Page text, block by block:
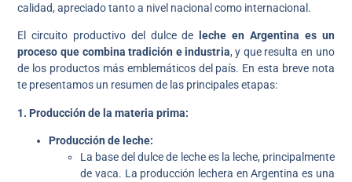
calidad, apreciado tanto a nivel nacional como internacional.
El circuito productivo del dulce de
leche en Argentina es un
proceso que combina tradición e industria, y que resulta en uno
de los productos más emblemáticos del país. En esta breve nota
te presentamos un resumen de las principales etapas:
1. Producción de la materia prima:
Producción de leche:
La base del dulce de leche es la leche, principalmente
de vaca. La producción lechera en Argentina es una